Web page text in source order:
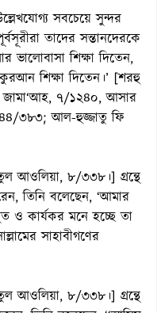
সবচেয়ে সুন্দর
তাদের সন্তানদেরকে
শিক্ষা দিতেন,
কুরআন শিক্ষা দিতেন।’ [শরহু
জামা‘আহ, ৭/১২৪০, আসার
৪৪/৩৮৩; আল-হুজ্জাতু ফি
আওলিয়া, ৮/৩৩৮।] গ্রন্থে
তিনি বলেছেন, ‘আমার
ও কার্যকর মনে হচ্ছে তা
সাহাবীগণের
আওলিয়া, ৮/৩৩৮।] গ্রন্থে